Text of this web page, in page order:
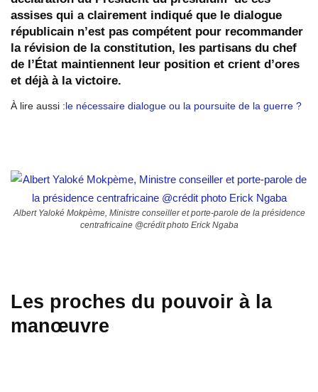
assises qui a clairement indiqué que le dialogue
républicain n’est pas compétent pour recommander
la révision de la constitution, les partisans du chef
de l’État maintiennent leur position et crient d’ores
et déjà à la victoire.
À lire aussi :le nécessaire dialogue ou la poursuite de la guerre ?
Albert Yaloké Mokpème, Ministre conseiller et porte-parole de la présidence
centrafricaine @crédit photo Erick Ngaba
Les proches du pouvoir à la
manœuvre